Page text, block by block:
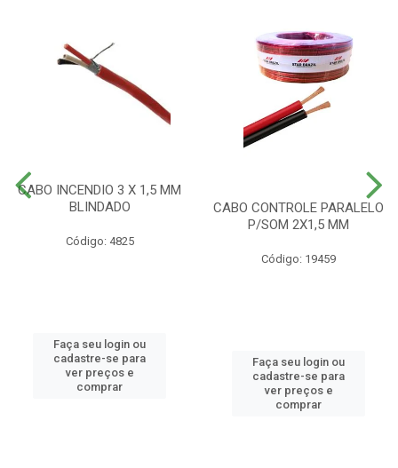
CABO INCENDIO 3 X 1,5 MM
BLINDADO
Código: 4825
Faça seu login ou
cadastre-se para
ver preços e
comprar
CABO CONTROLE PARALELO
P/SOM 2X1,5 MM
Código: 19459
Faça seu login ou
cadastre-se para
ver preços e
comprar